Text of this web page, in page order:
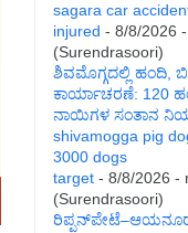
sagara car
injured - 8/8/2026
(Surendrasoori)
ಶಿವಮೊಗ್ಗದಲ್ಲಿ ಹಂದಿ,
ಕಾರ್ಯಾಚರಣೆ: 120
ನಾಯಿಗಳ ಸಂತಾನ
shivamogga pig
3000 dogs
target - 8/8/2026 -
(Surendrasoori)